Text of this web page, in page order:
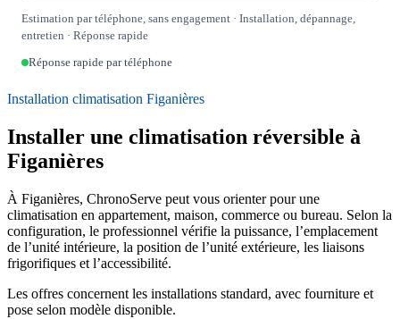
Estimation par téléphone, sans engagement · Installation, dépannage,
entretien · Réponse rapide
Réponse rapide par téléphone
Installation climatisation Figanières
Installer une climatisation réversible à
Figanières
À Figanières, ChronoServe peut vous orienter pour une
climatisation en appartement, maison, commerce ou bureau. Selon la
configuration, le professionnel vérifie la puissance, l’emplacement
de l’unité intérieure, la position de l’unité extérieure, les liaisons
frigorifiques et l’accessibilité.
Les offres concernent les installations standard, avec fourniture et
pose selon modèle disponible.